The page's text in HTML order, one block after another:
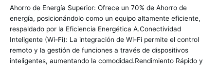
original
era:
$664.0.
actual
es:
$514.0.
Ahorro de Energía Superior: Ofrece un 70% de Ahorro de
energía, posicionándolo como un equipo altamente eficiente,
respaldado por la Eficiencia Energética A.Conectividad
Inteligente (Wi-Fi): La integración de Wi-Fi permite el control
remoto y la gestión de funciones a través de dispositivos
inteligentes, aumentando la comodidad.Rendimiento Rápido y